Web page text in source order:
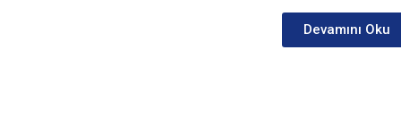
Devamını Oku